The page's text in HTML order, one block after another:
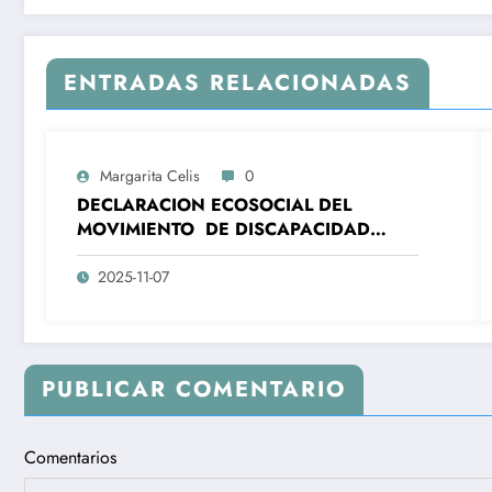
ENTRADAS RELACIONADAS
Margarita Celis 0
DECLARACION ECOSOCIAL DEL
MOVIMIENTO DE DISCAPACIDAD
COLOMBIA – MOSODIC- A LA
ORGANIZACIONES DE LA SOCIEDAD
EUROPEA (UE) ALC-UE- SANTA MARTA,
2025-11-07
PUBLICAR COMENTARIO
Comentarios